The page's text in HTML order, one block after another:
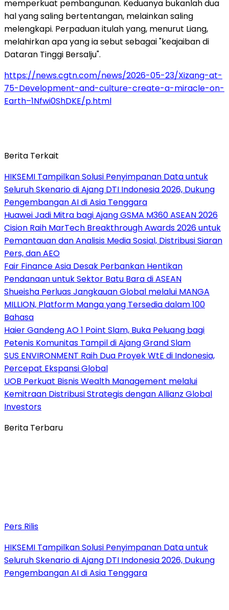
memperkuat pembangunan. Keduanya bukanlah dua
hal yang saling bertentangan, melainkan saling
melengkapi. Perpaduan itulah yang, menurut Liang,
melahirkan apa yang ia sebut sebagai "keajaiban di
Dataran Tinggi Bersalju".
https://news.cgtn.com/news/2026-05-23/Xizang-at-
75-Development-and-culture-create-a-miracle-on-
Earth–1Nfwi0ShDKE/p.html
Berita Terkait
HIKSEMI Tampilkan Solusi Penyimpanan Data untuk
Seluruh Skenario di Ajang DTI Indonesia 2026, Dukung
Pengembangan AI di Asia Tenggara
Huawei Jadi Mitra bagi Ajang GSMA M360 ASEAN 2026
Cision Raih MarTech Breakthrough Awards 2026 untuk
Pemantauan dan Analisis Media Sosial, Distribusi Siaran
Pers, dan AEO
Fair Finance Asia Desak Perbankan Hentikan
Pendanaan untuk Sektor Batu Bara di ASEAN
Shueisha Perluas Jangkauan Global melalui MANGA
MILLION, Platform Manga yang Tersedia dalam 100
Bahasa
Haier Gandeng AO 1 Point Slam, Buka Peluang bagi
Petenis Komunitas Tampil di Ajang Grand Slam
SUS ENVIRONMENT Raih Dua Proyek WtE di Indonesia,
Percepat Ekspansi Global
UOB Perkuat Bisnis Wealth Management melalui
Kemitraan Distribusi Strategis dengan Allianz Global
Investors
Berita Terbaru
Pers Rilis
HIKSEMI Tampilkan Solusi Penyimpanan Data untuk
Seluruh Skenario di Ajang DTI Indonesia 2026, Dukung
Pengembangan AI di Asia Tenggara